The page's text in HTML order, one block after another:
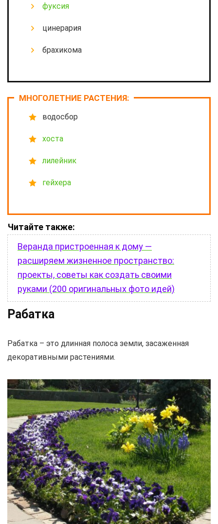
фуксия
цинерария
брахикома
МНОГОЛЕТНИЕ РАСТЕНИЯ:
водосбор
хоста
лилейник
гейхера
Читайте также:
Веранда пристроенная к дому —
расширяем жизненное пространство:
проекты, советы как создать своими
руками (200 оригинальных фото идей)
Рабатка
Рабатка – это длинная полоса земли, засаженная
декоративными растениями.